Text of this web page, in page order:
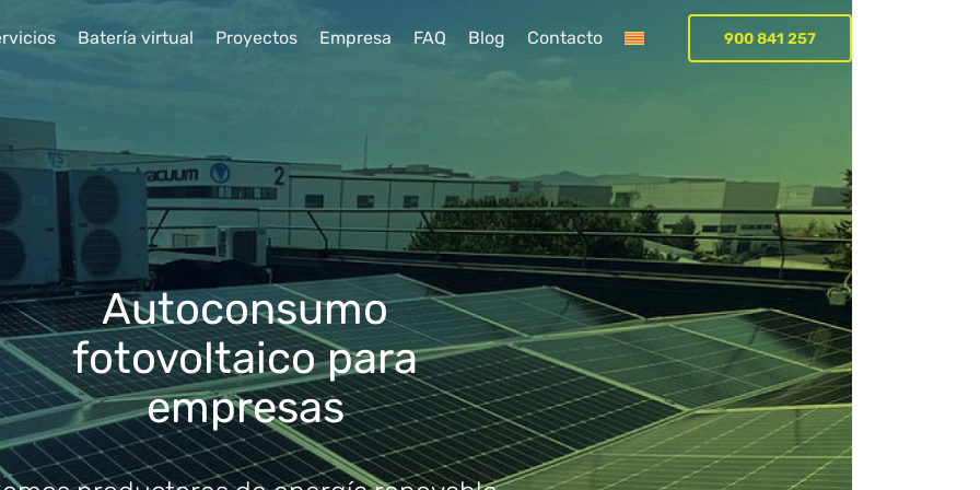
Batería virtual Proyectos Empresa FAQ Blog Contacto 900 841 257
Autoconsumo
fotovoltaico para
empresas